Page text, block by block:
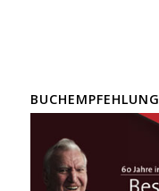
BUCHEMPFEHLUNG